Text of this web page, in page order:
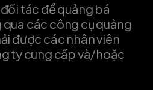
tác để quảng bá
các công cụ quảng
được các nhân viên
ty cung cấp và/hoặc